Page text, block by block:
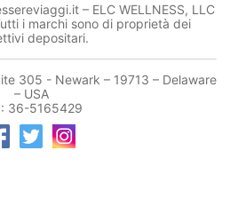
– ELC WELLNESS, LLC
i marchi sono di proprietà dei
depositari.
305 - Newark – 19713 – Delaware
– USA
36-5165429